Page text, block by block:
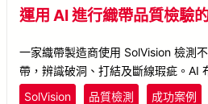
運用 AI 進行織帶品質檢驗
一家織帶製造商使用 SolVision 檢測
帶，辨識破洞、打結及斷線瑕疵。AI
質檢驗的一致性及生產追溯能力。
SolVision 品質檢測 成功案例